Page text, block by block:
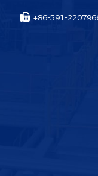
+86-591-